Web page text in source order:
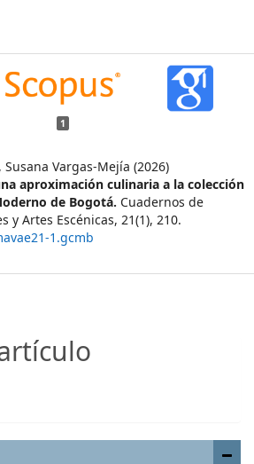
1
Vargas-Mejía (2026)
aproximación culinaria a la colección
de Bogotá. Cuadernos de
y Artes Escénicas, 21(1), 210.
1.gcmb